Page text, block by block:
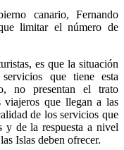
canario, Fernando
limitar el número de
es que la situación
que tiene esta
no presentan el trato
viajeros que llegan a las
de los servicios que
y de la respuesta a nivel
Islas deben ofrecer.